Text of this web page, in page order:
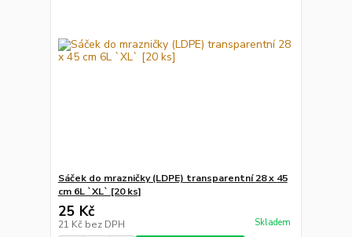
Sáček do mrazničky (LDPE) transparentní 28 x 45
cm 6L `XL` [20 ks]
25 Kč
21 Kč bez DPH Skladem